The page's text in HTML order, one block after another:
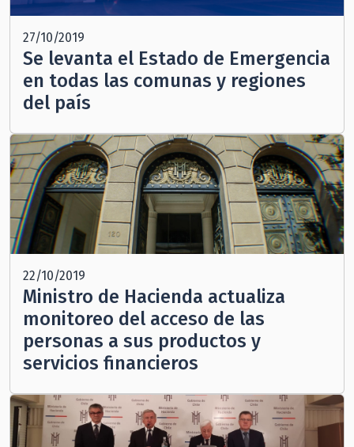
27/10/2019
Se levanta el Estado de Emergencia
en todas las comunas y regiones
del país
22/10/2019
Ministro de Hacienda actualiza
monitoreo del acceso de las
personas a sus productos y
servicios financieros